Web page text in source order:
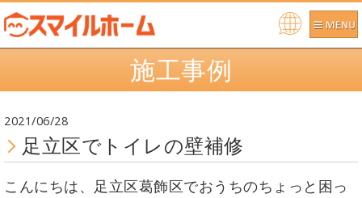
Po
re
施工事例
2021/06/28
足立区でトイレの壁補修
こんにちは、足立区葛飾区でおうちのちょっと困っ